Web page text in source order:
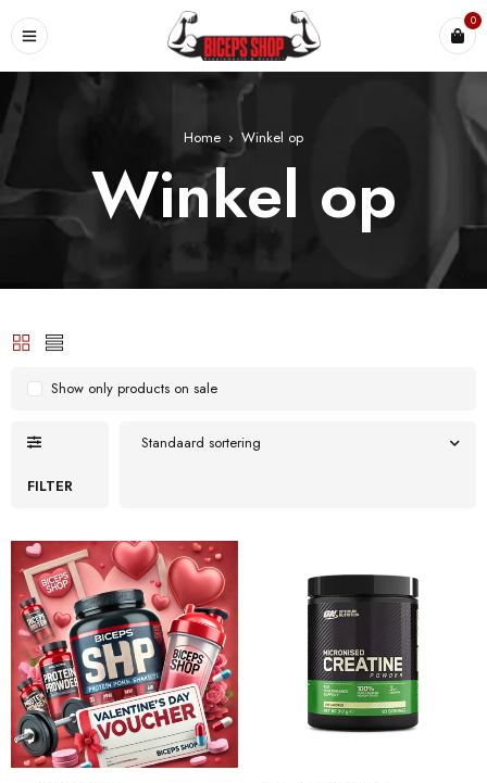
0
Home › Winkel op
Winkel op
FILTER
Standaard sortering
Show only products on sale